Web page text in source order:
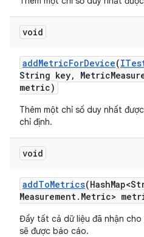
void
addMetricForDevice(
String key, Metric
metric)
Thêm một chỉ số duy nhất
chỉ định.
void
addToMetrics(Hash
Measurement. Metric>
Đẩy tất cả dữ liệu đã nhận cho
sẽ được báo cáo.